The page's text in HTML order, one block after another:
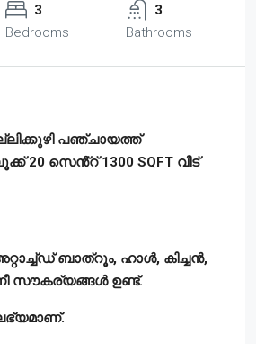
3
Bedrooms
3
Bathrooms
പഞ്ചായത്ത്
20 സെൻ്റ് 1300 SQFT വീട്
ബാത്റൂം, ഹാൾ, കിച്ചൻ,
സൗകര്യങ്ങൾ ഉണ്ട്.